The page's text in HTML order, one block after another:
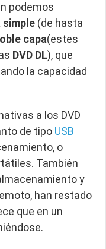
podemos
simple (de hasta
capa(estes
DVD DL), que
la capacidad
a los DVD
de tipo USB
o
También
y
han restado
que en un